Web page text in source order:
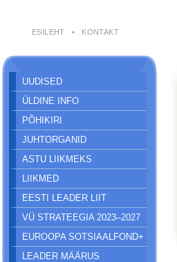
ESILEHT • KONTAKT
UUDISED
ÜLDINE INFO
PÕHIKIRI
JUHTORGANID
ASTU LIIKMEKS
LIIKMED
EESTI LEADER LIIT
VÜ STRATEEGIA 2023–2027
EUROOPA SOTSIAALFOND+
LEADER MÄÄRUS